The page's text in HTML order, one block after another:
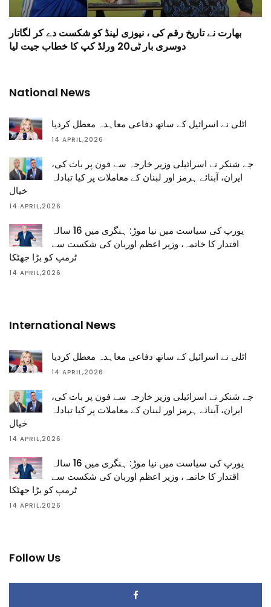
بھارت نے تاریخ رقم کی ، نیوزی لینڈ کو شکست دے کر لگاتار
دوسری بار ٹی20 ورلڈ کپ کا خطاب جیت لیا
National News
اٹلی نے اسرائیل کے ساتھ دفاعی معاہدہ معطل کردیا
14 APRIL,2026
جے شنکر نے اسرائیلی وزیر خارجہ سے فون پر بات کی،
ایران، آبنائے ہرمز اور لبنان کے معاملات پر کیا تبادلہ
خیال
14 APRIL,2026
یورپ کی سیاست میں نیا موڑ: ہنگری میں 16 سالہ
اقتدار کا خاتمہ، وزیر اعظم اوربان کی شکست سے
ٹرمپ کو بڑا جھٹکا
14 APRIL,2026
International News
اٹلی نے اسرائیل کے ساتھ دفاعی معاہدہ معطل کردیا
14 APRIL,2026
جے شنکر نے اسرائیلی وزیر خارجہ سے فون پر بات کی،
ایران، آبنائے ہرمز اور لبنان کے معاملات پر کیا تبادلہ
خیال
14 APRIL,2026
یورپ کی سیاست میں نیا موڑ: ہنگری میں 16 سالہ
اقتدار کا خاتمہ، وزیر اعظم اوربان کی شکست سے
ٹرمپ کو بڑا جھٹکا
14 APRIL,2026
Follow Us